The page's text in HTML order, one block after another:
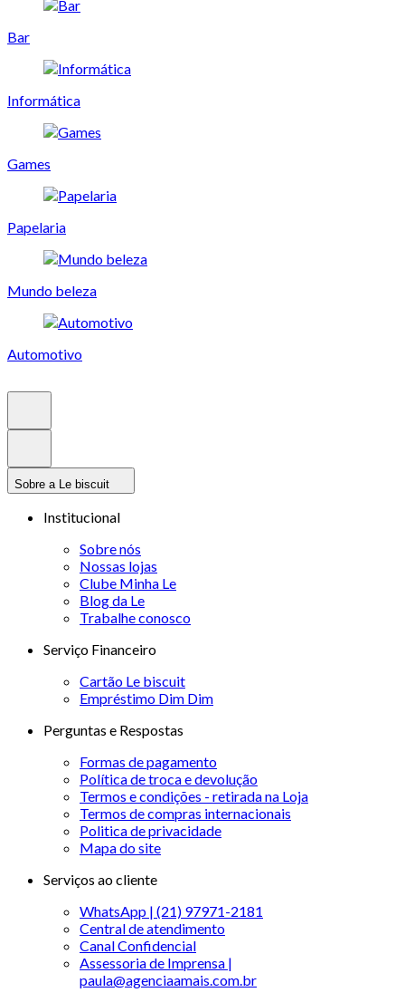
Bar
Informática
Games
Papelaria
Mundo beleza
Automotivo
Sobre a Le biscuit
Institucional
Sobre nós
Nossas lojas
Clube Minha Le
Blog da Le
Trabalhe conosco
Serviço Financeiro
Cartão Le biscuit
Empréstimo Dim Dim
Perguntas e Respostas
Formas de pagamento
Política de troca e devolução
Termos e condições - retirada na Loja
Termos de compras internacionais
Politica de privacidade
Mapa do site
Serviços ao cliente
WhatsApp | (21) 97971-2181
Central de atendimento
Canal Confidencial
Assessoria de Imprensa |
paula@agenciaamais.com.br